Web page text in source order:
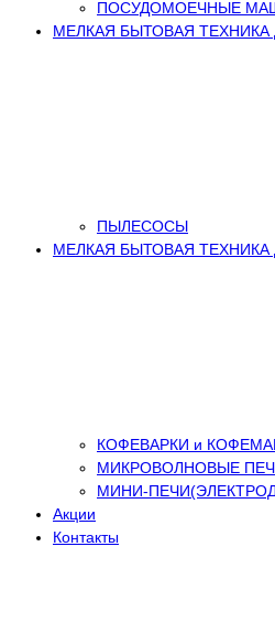
ПОСУДОМОЕЧНЫЕ
МЕЛКАЯ БЫТОВАЯ
ПЫЛЕСОСЫ
МЕЛКАЯ БЫТОВАЯ ТЕХНИКА
КОФЕВАРКИ и
МИКРОВОЛНОВЫЕ
МИНИ-
Акции
Контакты